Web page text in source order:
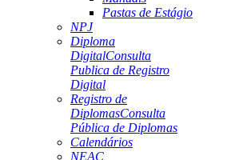
Pastas de Estágio
NPJ
Diploma
DigitalConsulta
Publica de Registro
Digital
Registro de
DiplomasConsulta
Pública de Diplomas
Calendários
NEAC